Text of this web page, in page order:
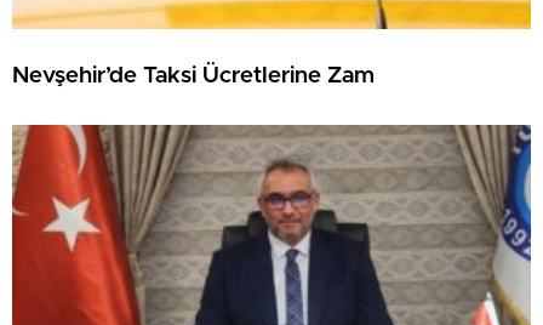
Nevşehir’de Taksi Ücretlerine Zam